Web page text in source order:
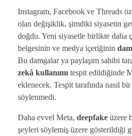
Instagram, Facebook ve Threads
olan değişiklik, şimdiki siyasetin
doğdu. Yeni siyasetle birlikte daha
belgesinin ve medya içeriğinin
Bu damgalar ya paylaşım sahibi
zekâ kullanımı tespit edildiğinde
eklenecek. Tespit tarafında nasıl
söylenmedi.
Daha evvel Meta, deepfake üzere
şeyleri söylemiş üzere gösterildiği